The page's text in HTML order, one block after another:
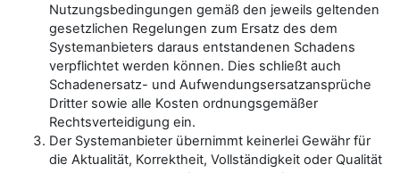
Nutzungsbedingungen gemäß den jeweils geltenden
gesetzlichen Regelungen zum Ersatz des dem
Systemanbieters daraus entstandenen Schadens
verpflichtet werden können. Dies schließt auch
Schadenersatz- und Aufwendungsersatzansprüche
Dritter sowie alle Kosten ordnungsgemäßer
Rechtsverteidigung ein.
Der Systemanbieter übernimmt keinerlei Gewähr für
die Aktualität, Korrektheit, Vollständigkeit oder Qualität